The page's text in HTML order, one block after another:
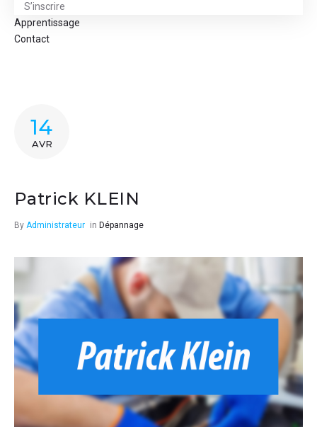
S’inscrire
Apprentissage
Contact
14
AVR
Patrick KLEIN
By Administrateur in Dépannage